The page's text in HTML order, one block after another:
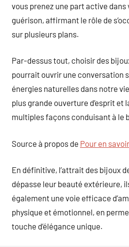
vous prenez une part active
guérison, affirmant le rôle de
sur plusieurs plans.
Par-dessus tout, choisir des
pourrait ouvrir une conversation
énergies naturelles dans notre
plus grande ouverture d’esprit et
multiples façons conduisant à le
Source à propos de Pour en
En définitive, l’attrait des bijoux
dépasse leur beauté extérieure,
également une voie efficace
physique et émotionnel, en
touche d’élégance unique.